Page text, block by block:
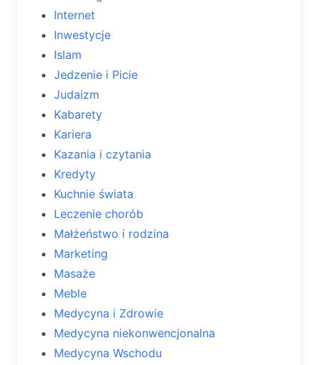
Internet
Inwestycje
Islam
Jedzenie i Picie
Judaizm
Kabarety
Kariera
Kazania i czytania
Kredyty
Kuchnie świata
Leczenie chorób
Małżeństwo i rodzina
Marketing
Masaże
Meble
Medycyna i Zdrowie
Medycyna niekonwencjonalna
Medycyna Wschodu